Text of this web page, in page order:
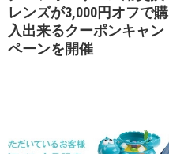
レンズが3,000円オフで購
入出来るクーポンキャン
ペーンを開催